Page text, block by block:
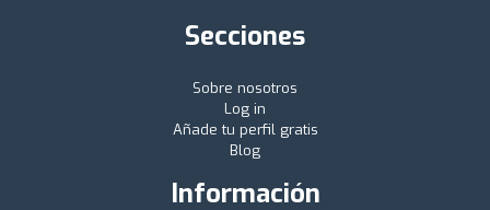
Secciones
Sobre nosotros
Log in
Añade tu perfil gratis
Blog
Información